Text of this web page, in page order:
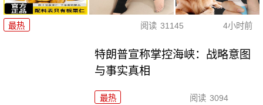
最热 阅读 31145 4小时前
特朗普宣称掌控海峡：战略意图
与事实真相
最热 阅读 3094